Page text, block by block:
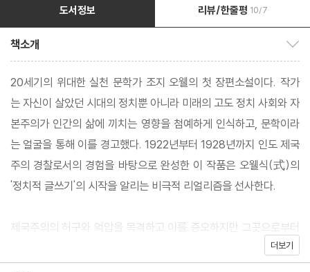
도서정보 리뷰/한줄평 10/7
책소개
20세기의 위대한 실천 문학가 조지 오웰의 첫 장편소설이다. 작가
는 자신이 살았던 시대의 정치뿐 아니라 미래의 고도 정치 사회와 자
본주의가 인간의 삶에 끼치는 영향을 첨예하게 인식하고, 문학이라
는 얼굴을 통해 이를 경고했다. 1922년부터 1928년까지 인도 제국
주의 경찰로서의 경험을 바탕으로 완성한 이 작품은 오웰식(式)의
'정치적 글쓰기'의 시작을 알리는 비극적 리얼리즘을 선사한다.
제국주의의 허구와 억압을 목격하고 이를 증오하지만 그곳으로부터
탈출하지 못한 채 절망적인 삶을 살아 나가는 한 인간의 이야기를 통
더보기